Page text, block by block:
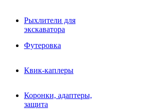
Рыхлители для
экскаватора
Футеровка
Квик-каплеры
Коронки, адаптеры,
защита